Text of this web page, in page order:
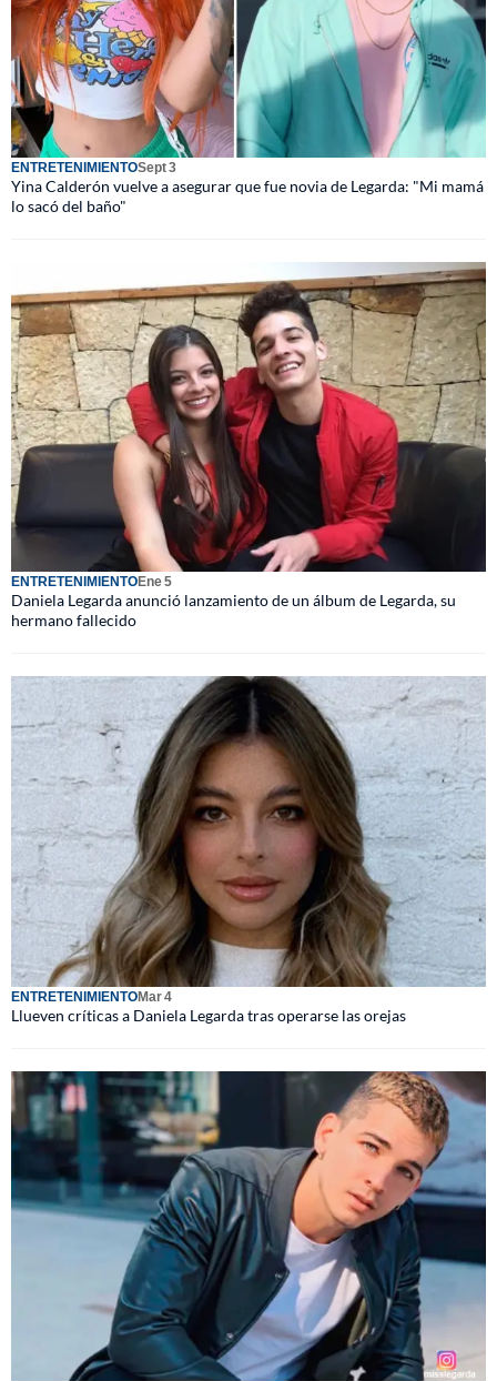
ENTRETENIMIENTOSept 3
Yina Calderón vuelve a asegurar que fue novia de Legarda: "Mi mamá
lo sacó del baño"
ENTRETENIMIENTOEne 5
Daniela Legarda anunció lanzamiento de un álbum de Legarda, su
hermano fallecido
ENTRETENIMIENTOMar 4
Llueven críticas a Daniela Legarda tras operarse las orejas